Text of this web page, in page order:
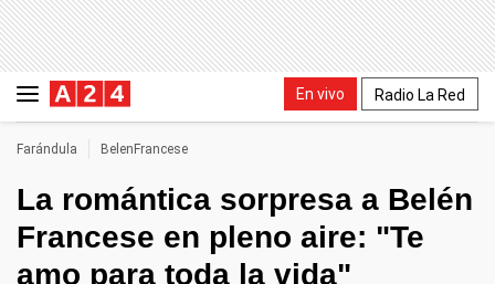
En vivo Radio La Red
Farándula BelenFrancese
La romántica sorpresa a Belén
Francese en pleno aire: "Te
amo para toda la vida"